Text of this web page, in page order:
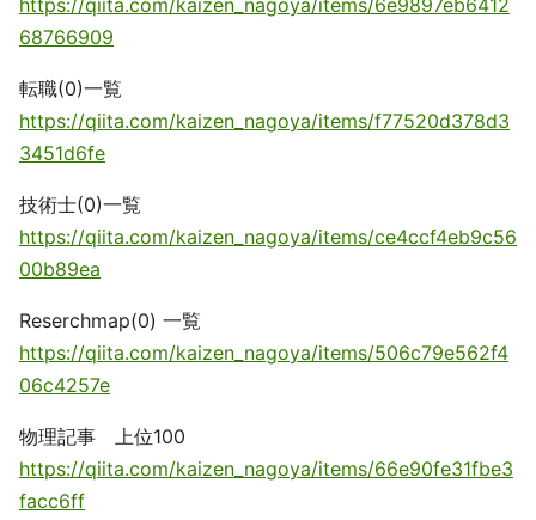
https://qiita.com/kaizen_nagoya/items/6e9897eb6412
68766909
転職(0)一覧
https://qiita.com/kaizen_nagoya/items/f77520d378d3
3451d6fe
技術士(0)一覧
https://qiita.com/kaizen_nagoya/items/ce4ccf4eb9c56
00b89ea
Reserchmap(0) 一覧
https://qiita.com/kaizen_nagoya/items/506c79e562f4
06c4257e
物理記事 上位100
https://qiita.com/kaizen_nagoya/items/66e90fe31fbe3
facc6ff